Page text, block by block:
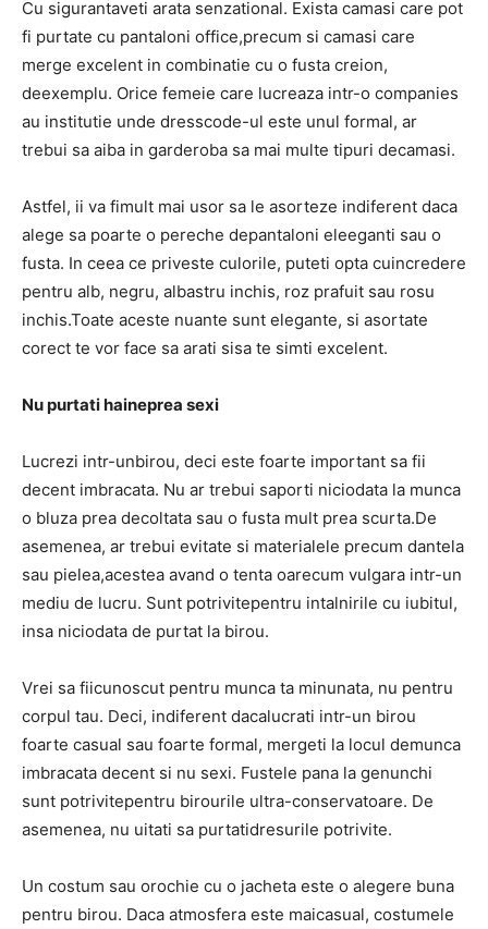
Cu sigurantaveti arata senzational. Exista camasi care pot
fi purtate cu pantaloni office,precum si camasi care
merge excelent in combinatie cu o fusta creion,
deexemplu. Orice femeie care lucreaza intr-o companies
au institutie unde dresscode-ul este unul formal, ar
trebui sa aiba in garderoba sa mai multe tipuri decamasi.
Astfel, ii va fimult mai usor sa le asorteze indiferent daca
alege sa poarte o pereche depantaloni eleeganti sau o
fusta. In ceea ce priveste culorile, puteti opta cuincredere
pentru alb, negru, albastru inchis, roz prafuit sau rosu
inchis.Toate aceste nuante sunt elegante, si asortate
corect te vor face sa arati sisa te simti excelent.
Nu purtati haineprea sexi
Lucrezi intr-unbirou, deci este foarte important sa fii
decent imbracata. Nu ar trebui saporti niciodata la munca
o bluza prea decoltata sau o fusta mult prea scurta.De
asemenea, ar trebui evitate si materialele precum dantela
sau pielea,acestea avand o tenta oarecum vulgara intr-un
mediu de lucru. Sunt potrivitepentru intalnirile cu iubitul,
insa niciodata de purtat la birou.
Vrei sa fiicunoscut pentru munca ta minunata, nu pentru
corpul tau. Deci, indiferent dacalucrati intr-un birou
foarte casual sau foarte formal, mergeti la locul demunca
imbracata decent si nu sexi. Fustele pana la genunchi
sunt potrivitepentru birourile ultra-conservatoare. De
asemenea, nu uitati sa purtatidresurile potrivite.
Un costum sau orochie cu o jacheta este o alegere buna
pentru birou. Daca atmosfera este maicasual, costumele